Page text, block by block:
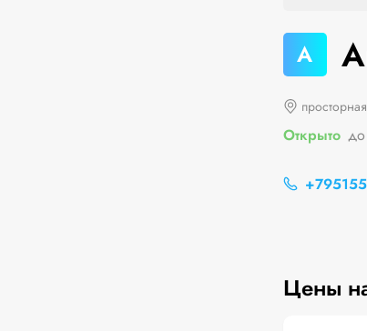
А
просторная
Открыто
Цены